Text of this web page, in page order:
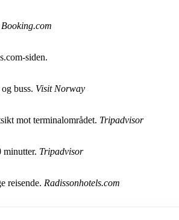
Booking.com
siden.
buss. Visit Norway
mot terminalområdet. Tripadvisor
minutter. Tripadvisor
reisende. Radissonhotels.com